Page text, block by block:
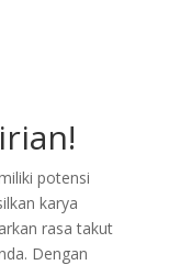
potensi
karya
rasa takut
Dengan